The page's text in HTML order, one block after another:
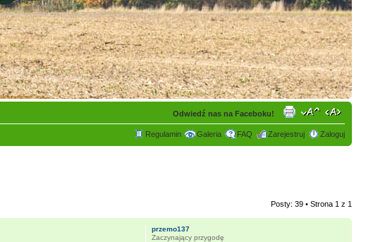
Odwiedź nas na Faceboku!
Regulamin Galeria FAQ Zarejestruj Zaloguj
Posty: 39 • Strona 1 z 1
przemo137
Zaczynający przygodę